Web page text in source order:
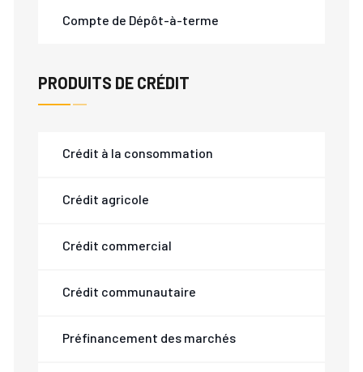
Compte de Dépôt-à-terme
PRODUITS DE CRÉDIT
Crédit à la consommation
Crédit agricole
Crédit commercial
Crédit communautaire
Préfinancement des marchés